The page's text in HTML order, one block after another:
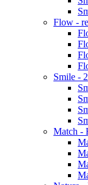
Flow -
Smile -
Match -